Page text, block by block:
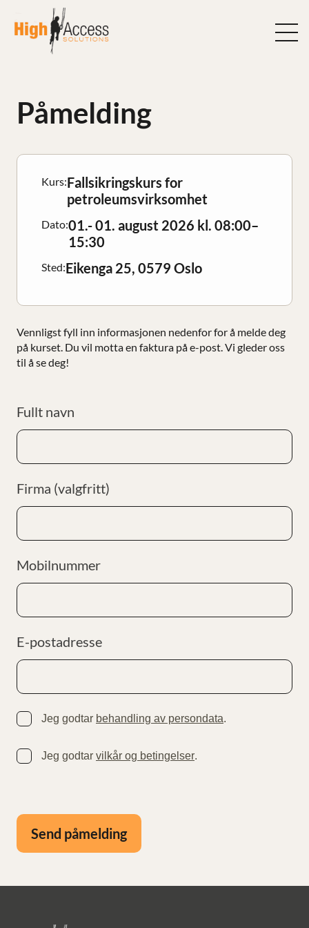
innhold
Påmelding
Kurs:Fallsikringskurs for
petroleumsvirksomhet
Dato:01.- 01. august 2026 kl. 08:00–
15:30
Sted:Eikenga 25, 0579 Oslo
Vennligst fyll inn informasjonen nedenfor for å melde deg
på kurset. Du vil motta en faktura på e-post. Vi gleder oss
til å se deg!
Fullt navn
Firma (valgfritt)
Mobilnummer
E-postadresse
Jeg godtar behandling av persondata.
Jeg godtar vilkår og betingelser.
Send påmelding